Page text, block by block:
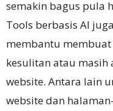
semakin bagus pula
Tools berbasis AI
membantu
kesulitan atau
website. Antara lain
website dan